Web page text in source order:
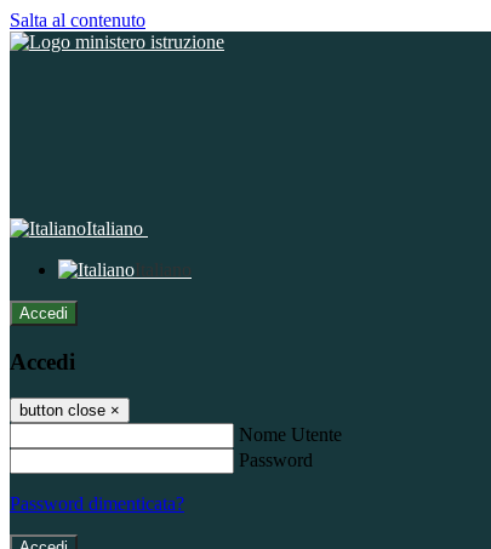
Salta al contenuto
Italiano
Italiano
Accedi
Accedi
button close ×
Nome Utente
Password
Password dimenticata?